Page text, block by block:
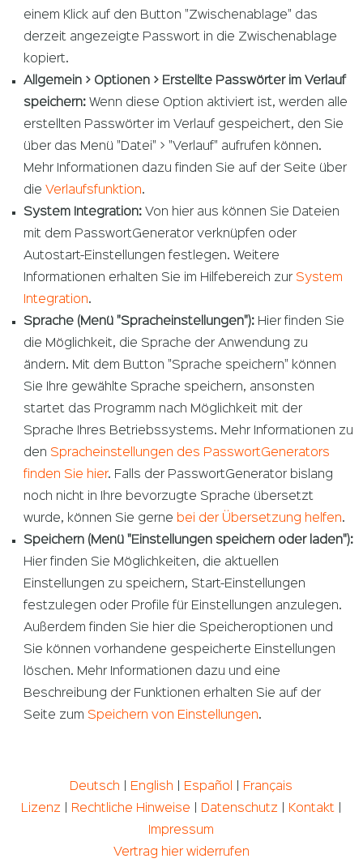
einem Klick auf den Button "Zwischenablage" das
derzeit angezeigte Passwort in die Zwischenablage
kopiert.
Allgemein > Optionen > Erstellte Passwörter im Verlauf
speichern: Wenn diese Option aktiviert ist, werden alle
erstellten Passwörter im Verlauf gespeichert, den Sie
über das Menü "Datei" > "Verlauf" aufrufen können.
Mehr Informationen dazu finden Sie auf der Seite über
dieVerlaufsfunktion.
System Integration: Von hier aus können Sie Dateien
mit dem PasswortGenerator verknüpfen oder
Autostart-Einstellungen festlegen. Weitere
Informationen erhalten Sie im Hilfebereich zur System
Integration.
Sprache (Menü "Spracheinstellungen"): Hier finden Sie
die Möglichkeit, die Sprache der Anwendung zu
ändern. Mit dem Button "Sprache speichern" können
Sie Ihre gewählte Sprache speichern, ansonsten
startet das Programm nach Möglichkeit mit der
Sprache Ihres Betriebssystems. Mehr Informationen zu
den Spracheinstellungen des PasswortGenerators
finden Sie hier. Falls der PasswortGenerator bislang
noch nicht in Ihre bevorzugte Sprache übersetzt
wurde, können Sie gerne bei der Übersetzung helfen.
Speichern (Menü "Einstellungen speichern oder laden"):
Hier finden Sie Möglichkeiten, die aktuellen
Einstellungen zu speichern, Start-Einstellungen
festzulegen oder Profile für Einstellungen anzulegen.
Außerdem finden Sie hier die Speicheroptionen und
Sie können vorhandene gespeicherte Einstellungen
löschen. Mehr Informationen dazu und eine
Beschreibung der Funktionen erhalten Sie auf der
Seite zum Speichern von Einstellungen.
Deutsch English Español
Français
Lizenz
Rechtliche Hinweise Datenschutz Kontakt
Impressum
Vertrag hier widerrufen